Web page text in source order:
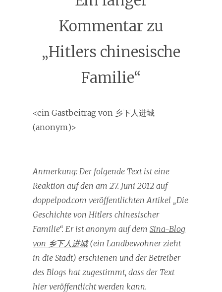
Kommentar zu
„Hitlers chinesische
Familie“
<ein Gastbeitrag von 乡下人进城
(anonym)>
Anmerkung: Der folgende Text ist eine
Reaktion auf den am 27. Juni 2012 auf
doppelpod.com veröffentlichten Artikel „Die
Geschichte von Hitlers chinesischer
Familie“. Er ist anonym auf dem Sina-Blog
von 乡下人进城(ein Landbewohner zieht
in die Stadt) erschienen und der Betreiber
des Blogs hat zugestimmt, dass der Text
hier veröffentlicht werden kann.